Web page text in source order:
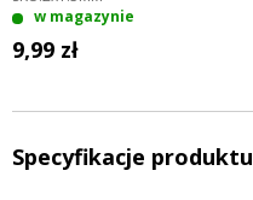
w magazynie
9,99 zł
Specyfikacje produktu